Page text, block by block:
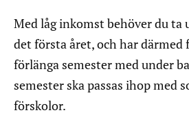
Med låg inkomst behöver du ta
det första året, och har därmed
förlänga semester med under
semester ska passas ihop med
förskolor.